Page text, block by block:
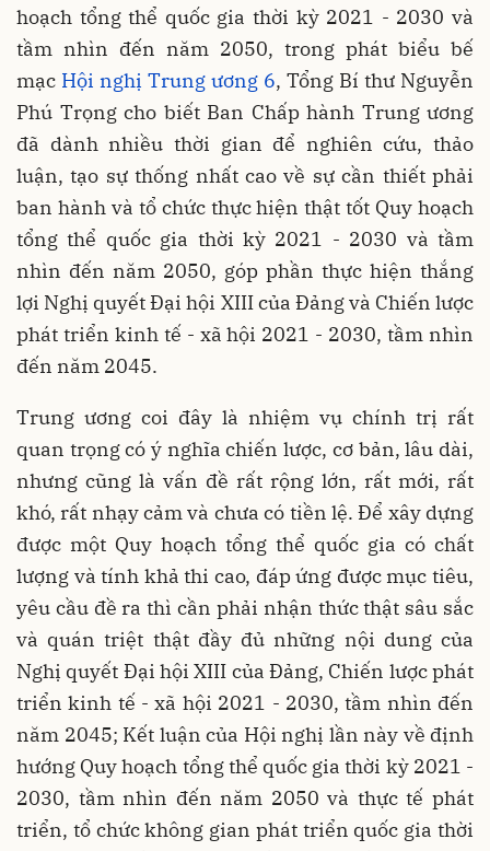
hoạch tổng thể quốc gia thời kỳ 2021 - 2030 và
tầm nhìn đến năm 2050, trong phát biểu bế
mạc Hội nghị Trung ương 6, Tổng Bí thư Nguyễn
Phú Trọng cho biết Ban Chấp hành Trung ương
đã dành nhiều thời gian để nghiên cứu, thảo
luận, tạo sự thống nhất cao về sự cần thiết phải
ban hành và tổ chức thực hiện thật tốt Quy hoạch
tổng thể quốc gia thời kỳ 2021 - 2030 và tầm
nhìn đến năm 2050, góp phần thực hiện thắng
lợi Nghị quyết Đại hội XIII của Đảng và Chiến lược
phát triển kinh tế - xã hội 2021 - 2030, tầm nhìn
đến năm 2045.
Trung ương coi đây là nhiệm vụ chính trị rất
quan trọng có ý nghĩa chiến lược, cơ bản, lâu dài,
nhưng cũng là vấn đề rất rộng lớn, rất mới, rất
khó, rất nhạy cảm và chưa có tiền lệ. Để xây dựng
được một Quy hoạch tổng thể quốc gia có chất
lượng và tính khả thi cao, đáp ứng được mục tiêu,
yêu cầu đề ra thì cần phải nhận thức thật sâu sắc
và quán triệt thật đầy đủ những nội dung của
Nghị quyết Đại hội XIII của Đảng, Chiến lược phát
triển kinh tế - xã hội 2021 - 2030, tầm nhìn đến
năm 2045; Kết luận của Hội nghị lần này về định
hướng Quy hoạch tổng thể quốc gia thời kỳ 2021 -
2030, tầm nhìn đến năm 2050 và thực tế phát
triển, tổ chức không gian phát triển quốc gia thời